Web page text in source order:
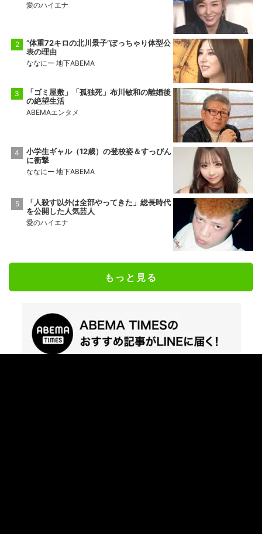
愛のハイエナ
“体重72キロの北川景子”ぽっちゃり体型公
表の理由
ななにー 地下ABEMA
「ゴミ屋敷」「孤独死」布川敏和の離婚後
の絶望生活
ABEMAエンタメ
小学生ギャル（12歳）の登校姿＆すっぴん
に衝撃
ななにー 地下ABEMA
「人殺す以外は全部やってきた」総長時代
を公開した人気芸人
愛のハイエナ
もっと見る